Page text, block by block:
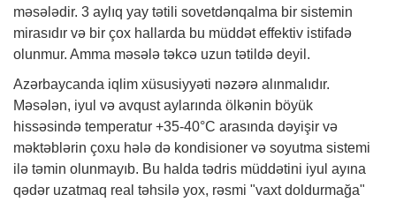
məsələdir. 3 aylıq yay tətili sovetdənqalma bir sistemin
mirasıdır və bir çox hallarda bu müddət effektiv istifadə
olunmur. Amma məsələ təkcə uzun tətildə deyil.
Azərbaycanda iqlim xüsusiyyəti nəzərə alınmalıdır.
Məsələn, iyul və avqust aylarında ölkənin böyük
hissəsində temperatur +35-40°C arasında dəyişir və
məktəblərin çoxu hələ də kondisioner və soyutma sistemi
ilə təmin olunmayıb. Bu halda tədris müddətini iyul ayına
qədər uzatmaq real təhsilə yox, rəsmi "vaxt doldurmağa"